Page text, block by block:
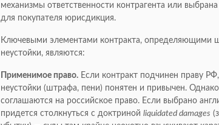
механизмы ответственности контрагента или
для покупателя юрисдикция.
Ключевыми элементами контракта, определяющими
неустойки, являются:
Применимое право. Если контракт подчинен праву
неустойки (штрафа, пени) понятен и привычен.
соглашаются на российское право. Если выбрано
придется столкнуться с доктриной liquidated damages